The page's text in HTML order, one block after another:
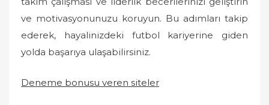
ve motivasyonunuzu koruyun. Bu adımları takip
ederek, hayalinizdeki futbol kariyerine giden
yolda başarıya ulaşabilirsiniz.
Deneme bonusu veren siteler